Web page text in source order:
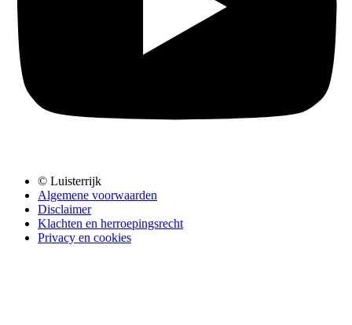
© Luisterrijk
Algemene voorwaarden
Disclaimer
Klachten en herroepingsrecht
Privacy en cookies